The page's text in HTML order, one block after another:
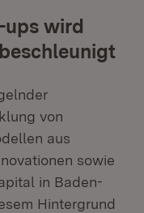
wird
von
aus
sowie
in Baden-
Hintergrund